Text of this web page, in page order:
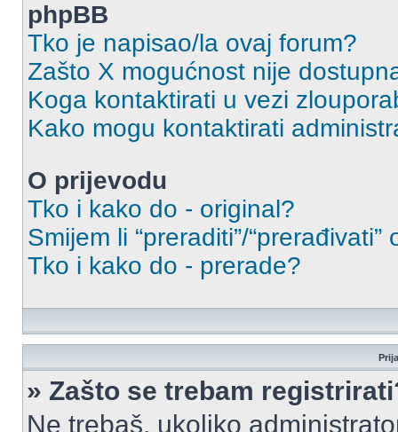
phpBB
Tko je napisao/la ovaj forum?
Zašto X mogućnost nije
Koga kontaktirati u vezi
Kako mogu kontaktirati
O prijevodu
Tko i kako do - original?
Smijem li “preraditi”/
Tko i kako do - prerade?
» Zašto se trebam
Ne trebaš, ukoliko